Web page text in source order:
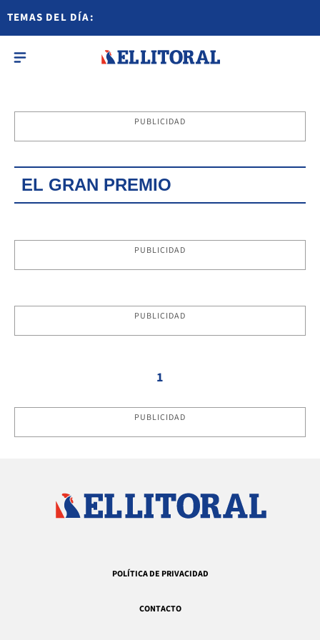
TEMAS DEL DÍA:
PUBLICIDAD
EL GRAN PREMIO
PUBLICIDAD
PUBLICIDAD
1
PUBLICIDAD
POLÍTICA DE PRIVACIDAD
CONTACTO